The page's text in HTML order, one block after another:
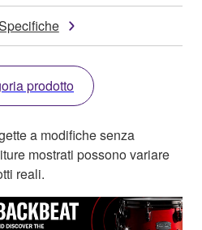
prodotto
a modifiche senza
mostrati possono variare
reali.